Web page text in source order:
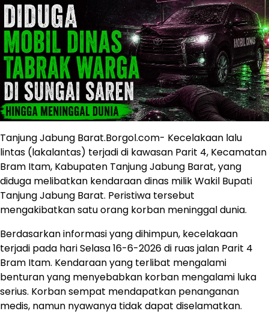
Tanjung Jabung Barat.Borgol.com- Kecelakaan lalu
lintas (lakalantas) terjadi di kawasan Parit 4, Kecamatan
Bram Itam, Kabupaten Tanjung Jabung Barat, yang
diduga melibatkan kendaraan dinas milik Wakil Bupati
Tanjung Jabung Barat. Peristiwa tersebut
mengakibatkan satu orang korban meninggal dunia.
Berdasarkan informasi yang dihimpun, kecelakaan
terjadi pada hari Selasa 16-6-2026 di ruas jalan Parit 4
Bram Itam. Kendaraan yang terlibat mengalami
benturan yang menyebabkan korban mengalami luka
serius. Korban sempat mendapatkan penanganan
medis, namun nyawanya tidak dapat diselamatkan.